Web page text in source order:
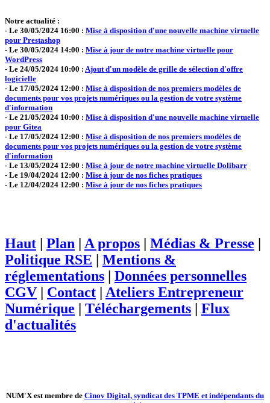
Notre actualité :
- Le 30/05/2024 16:00 : Mise à disposition d'une nouvelle machine virtuelle
pour Prestashop
- Le 30/05/2024 14:00 : Mise à jour de notre machine virtuelle pour
WordPress
- Le 24/05/2024 10:00 : Ajout d'un modèle de grille de sélection d'offre
logicielle
- Le 17/05/2024 12:00 : Mise à disposition de nos premiers modèles de
documents pour vos projets numériques ou la gestion de votre système
d'information
- Le 21/05/2024 10:00 : Mise à disposition d'une nouvelle machine virtuelle
pour Gitea
- Le 17/05/2024 12:00 : Mise à disposition de nos premiers modèles de
documents pour vos projets numériques ou la gestion de votre système
d'information
- Le 13/05/2024 12:00 : Mise à jour de notre machine virtuelle Dolibarr
- Le 19/04/2024 12:00 : Mise à jour de nos fiches pratiques
- Le 12/04/2024 12:00 : Mise à jour de nos fiches pratiques
Haut | Plan | A propos | Médias & Presse |
Politique RSE | Mentions &
réglementations | Données personnelles
CGV | Contact | Ateliers Entrepreneur
Numérique | Téléchargements | Flux
d'actualités
NUM'X est membre de Cinov Digital, syndicat des TPME et indépendants du